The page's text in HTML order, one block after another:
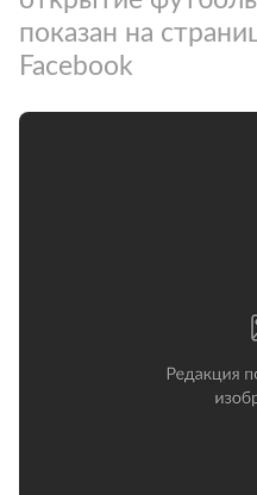
показан на
Facebook